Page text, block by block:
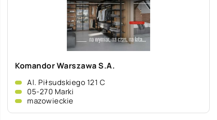
Komandor Warszawa S.A.
Al. Piłsudskiego 121 C
05-270 Marki
mazowieckie